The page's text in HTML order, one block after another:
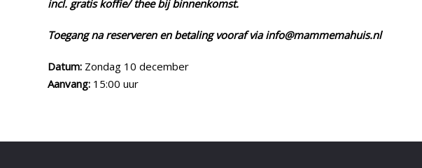
incl. gratis koffie/ thee bij binnenkomst.
Toegang na reserveren en betaling vooraf via info@mammemahuis.nl
Datum: Zondag 10 december
Aanvang: 15:00 uur